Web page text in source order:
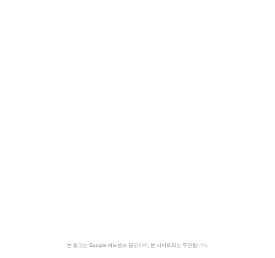
본 광고는 Google 애드센스 광고이며, 본 사이트와는 무관합니다.